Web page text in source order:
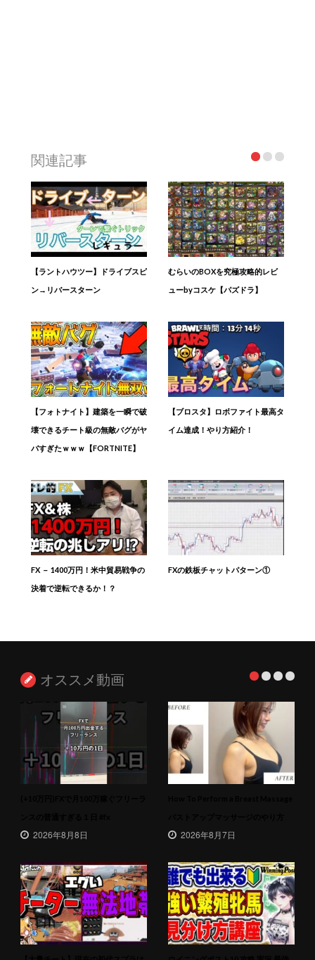
関連記事
【ラントハウツー】ドライブスピ
ン→リバースターン
むらいのBOXを究極攻略的レビ
ューbyコスケ【パズドラ】
【フォトナイト】建築を一瞬で破
壊できるチート級の無敵バグがヤ
バすぎたｗｗｗ【FORTNITE】
【ブロスタ】ロボファイト最高タ
イム達成！やり方紹介！
FX － 1400万円！米中貿易戦争の
決着で逆転できるか！？
FXの鉄板チャットパターン①
オススメ動画
2026年8月8日 2026年8月7日